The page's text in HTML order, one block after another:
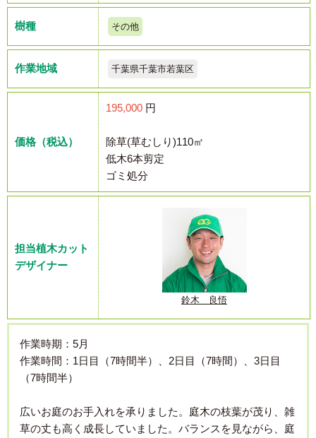
樹種 その他
作業地域 千葉県千葉市若葉区
価格（税込）
195,000 円
除草(草むしり)110㎡
低木6本剪定
ゴミ処分
担当植木カット
デザイナー
鈴木 良悟
作業時期：5月
作業時間：1日目（7時間半）、2日目（7時間）、3日目
（7時間半）
広いお庭のお手入れを承りました。庭木の枝葉が茂り、雑
草の丈も高く成長していました。バランスを見ながら、庭